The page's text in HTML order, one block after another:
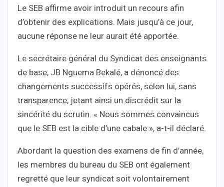
Le SEB affirme avoir introduit un recours afin
d’obtenir des explications. Mais jusqu’à ce jour,
aucune réponse ne leur aurait été apportée.
Le secrétaire général du Syndicat des enseignants
de base, JB Nguema Bekalé, a dénoncé des
changements successifs opérés, selon lui, sans
transparence, jetant ainsi un discrédit sur la
sincérité du scrutin. « Nous sommes convaincus
que le SEB est la cible d’une cabale », a-t-il déclaré.
Abordant la question des examens de fin d’année,
les membres du bureau du SEB ont également
regretté que leur syndicat soit volontairement